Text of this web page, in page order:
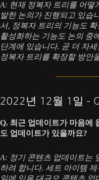
A: 현재 정복자 트리를 어떻
발한 논의가 진행되고 있습
서, 정복자 트리의 기능도
활성화하는 기능도 논의 중
단계에 있습니다. 곧 더 자
정복자 트리를 확장할 방안
2022년 12월 1일 -
Q. 최근 업데이트가 마음에
도 업데이트가 있을까요?
A: 정기 콘텐츠 업데이트는
하려 합니다. 세트 아이템
일에 있을 대규모 콘텐츠